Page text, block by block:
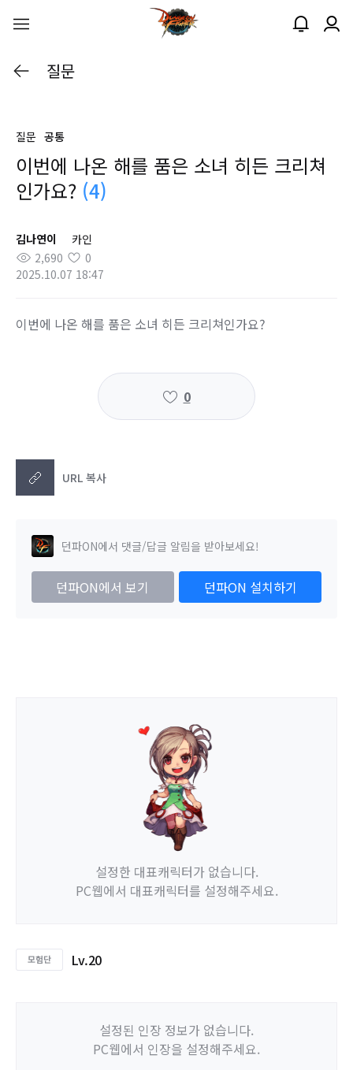
질문
질문 공통
이번에 나온 해를 품은 소녀 히든 크리쳐
인가요? (4)
김나연이
카인
2,690
0
2025.10.07 18:47
이번에 나온 해를 품은 소녀 히든 크리쳐인가요?
0
URL 복사
던파ON에서 댓글/답글 알림을 받아보세요!
던파ON에서 보기 던파ON 설치하기
설정한 대표캐릭터가 없습니다.
PC웹에서 대표캐릭터를 설정해주세요.
Lv.20
설정된 인장 정보가 없습니다.
PC웹에서 인장을 설정해주세요.